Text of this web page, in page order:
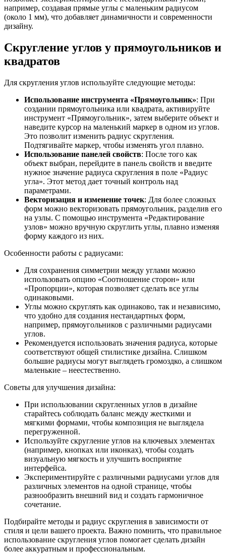
например, создавая прямые углы с маленьким радиусом
(около 1 мм), что добавляет динамичности и современности
дизайну.
Скругление углов у прямоугольников и
квадратов
Для скругления углов используйте следующие методы:
Использование инструмента «Прямоугольник»: При
создании прямоугольника или квадрата, активируйте
инструмент «Прямоугольник», затем выберите объект и
наведите курсор на маленький маркер в одном из углов.
Это позволит изменить радиус скругления.
Подтягивайте маркер, чтобы изменять угол плавно.
Использование панелей свойств: После того как
объект выбран, перейдите в панель свойств и введите
нужное значение радиуса скругления в поле «Радиус
угла». Этот метод дает точный контроль над
параметрами.
Векторизация и изменение точек: Для более сложных
форм можно векторизовать прямоугольник, разделив его
на узлы. С помощью инструмента «Редактирование
узлов» можно вручную скруглить углы, плавно изменяя
форму каждого из них.
Особенности работы с радиусами:
Для сохранения симметрии между углами можно
использовать опцию «Соотношение сторон» или
«Пропорции», которая позволяет сделать все углы
одинаковыми.
Углы можно скруглять как одинаково, так и независимо,
что удобно для создания нестандартных форм,
например, прямоугольников с различными радиусами
углов.
Рекомендуется использовать значения радиуса, которые
соответствуют общей стилистике дизайна. Слишком
большие радиусы могут выглядеть громоздко, а слишком
маленькие – неестественно.
Советы для улучшения дизайна:
При использовании скругленных углов в дизайне
старайтесь соблюдать баланс между жесткими и
мягкими формами, чтобы композиция не выглядела
перегруженной.
Используйте скругление углов на ключевых элементах
(например, кнопках или иконках), чтобы создать
визуальную мягкость и улучшить восприятие
интерфейса.
Экспериментируйте с различными радиусами углов для
различных элементов на одной странице, чтобы
разнообразить внешний вид и создать гармоничное
сочетание.
Подбирайте методы и радиус скругления в зависимости от
стиля и цели вашего проекта. Важно помнить, что правильное
использование скругления углов помогает сделать дизайн
более аккуратным и профессиональным.